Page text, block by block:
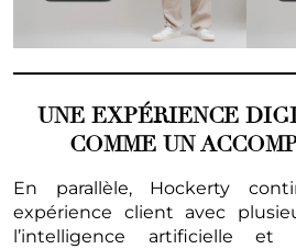
UNE EXPÉRIENCE
COMME UN
En parallèle, Hockerty
expérience client avec
l’intelligence artificielle et